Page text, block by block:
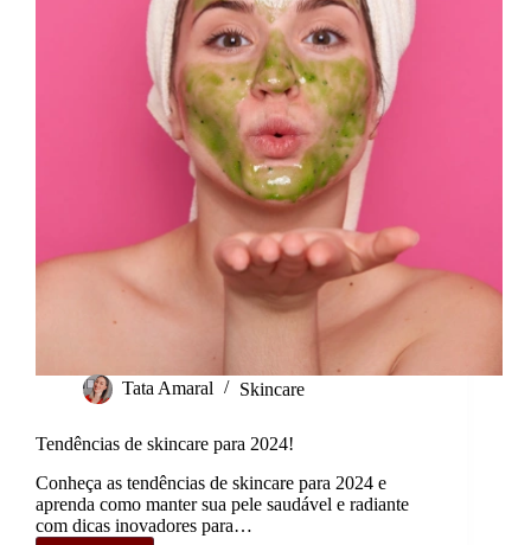
Receita
completa!
Tata Amaral Skincare
Tendências de skincare para 2024!
Conheça as tendências de skincare para 2024 e
aprenda como manter sua pele saudável e radiante
com dicas inovadores para…